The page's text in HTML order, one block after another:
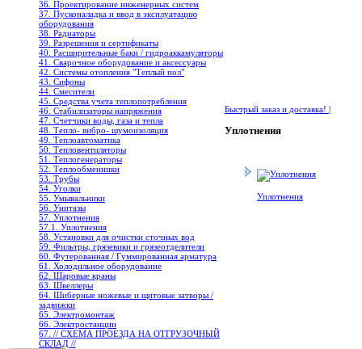
36. Проектирование инженерных систем
37. Пусконаладка и ввод в эксплуатацию
оборудования
38. Радиаторы
39. Разрешения и сертификаты
40. Расширительные баки / гидроаккамуляторы
41. Сварочное оборудование и аксессуары
42. Системы отопления "Теплый пол"
43. Сифоны
44. Смесители
45. Средства учета теплопотребления
46. Стабилизаторы напряжения
47. Счетчики воды, газа и тепла
48. Тепло- вибро- шумоизоляция
49. Теплоавтоматика
50. Тепловентиляторы
51. Теплогенераторы
52. Теплообменники
53. Трубы
54. Уголки
55. Умывальники
56. Унитазы
57. Уплотнения
57.1. Уплотнения
58. Установки для очистки сточных вод
59. Фильтры, грязевики и грязеотделители
60. Футерованная / Гуммированная арматура
61. Холодильное oборудование
62. Шаровые краны
63. Швеллеры
64. Шиберные ножевые и щитовые затворы /
задвижки
65. Электромонтаж
66. Электростанции
67. // СХЕМА ПРОЕЗДА НА ОТГРУЗОЧНЫЙ
СКЛАД //
Быстрый заказ и доставка! |
Уплотнения
Уплотнения